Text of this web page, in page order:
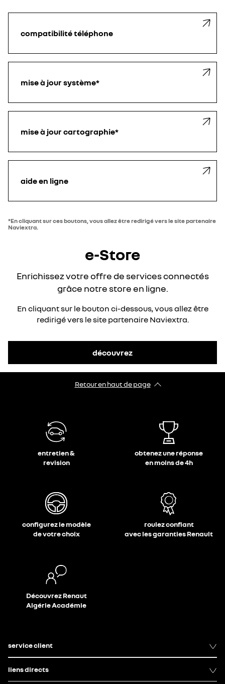
compatibilité téléphone
mise à jour système*
mise à jour cartographie*
aide en ligne
*En cliquant sur ces boutons, vous allez être redirigé vers le site partenaire
Naviextra.
e-Store
Enrichissez votre offre de services connectés
grâce notre store en ligne.
En cliquant sur le bouton ci-dessous, vous allez être
redirigé vers le site partenaire Naviextra.
découvrez
Retour en haut de page​
entretien &
revision
obtenez une réponse
en moins de 4h
configurez le modèle
de votre choix
roulez confiant
avec les garanties Renault
Découvrez Renaut
Algérie Académie
service client
liens directs